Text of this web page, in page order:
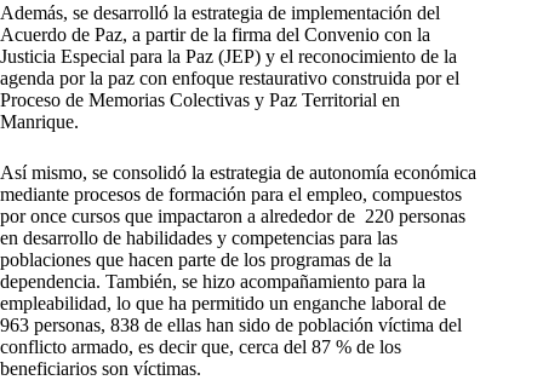
Además, se desarrolló la estrategia de implementación del
Acuerdo de Paz, a partir de la firma del Convenio con la
Justicia Especial para la Paz (JEP) y el reconocimiento de la
agenda por la paz con enfoque restaurativo construida por el
Proceso de Memorias Colectivas y Paz Territorial en
Manrique.
Así mismo, se consolidó la estrategia de autonomía económica
mediante procesos de formación para el empleo, compuestos
por once cursos que impactaron a alrededor de 220 personas
en desarrollo de habilidades y competencias para las
poblaciones que hacen parte de los programas de la
dependencia. También, se hizo acompañamiento para la
empleabilidad, lo que ha permitido un enganche laboral de
963 personas, 838 de ellas han sido de población víctima del
conflicto armado, es decir que, cerca del 87 % de los
beneficiarios son víctimas.